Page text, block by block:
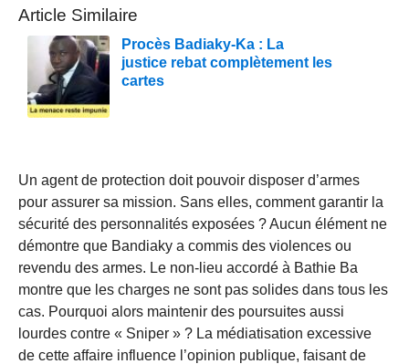
Article Similaire
Procès Badiaky-Ka : La
justice rebat complètement les
cartes
Un agent de protection doit pouvoir disposer d’armes
pour assurer sa mission. Sans elles, comment garantir la
sécurité des personnalités exposées ? Aucun élément ne
démontre que Bandiaky a commis des violences ou
revendu des armes. Le non-lieu accordé à Bathie Ba
montre que les charges ne sont pas solides dans tous les
cas. Pourquoi alors maintenir des poursuites aussi
lourdes contre « Sniper » ? La médiatisation excessive
de cette affaire influence l’opinion publique, faisant de